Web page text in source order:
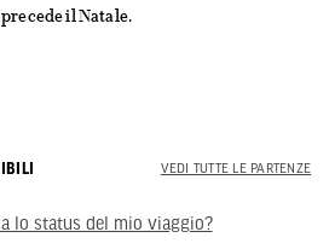
il Natale.
VEDI TUTTE LE PARTENZE
lo status del mio viaggio?